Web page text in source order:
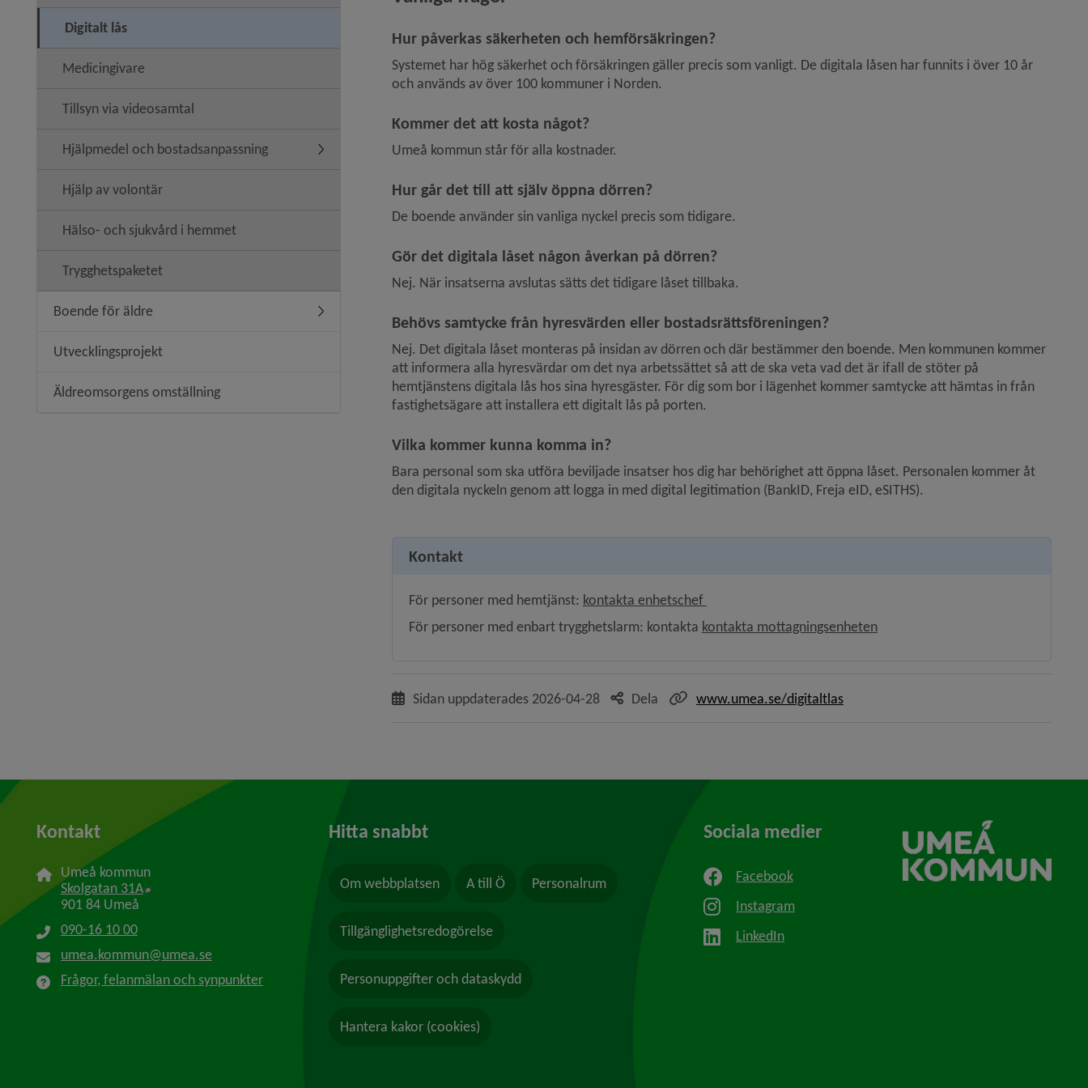
Digitalt lås
Medicingivare
Tillsyn via videosamtal
Hjälpmedel och bostadsanpassning Undermeny för Hjälpmedel och bostadsanpassning
Hjälp av volontär
Hälso- och sjukvård i hemmet
Trygghetspaketet
Boende för äldre Undermeny för Boende för äldre
Utvecklingsprojekt
Äldreomsorgens omställning
Hur påverkas säkerheten och hemförsäkringen?
Systemet har hög säkerhet och försäkringen gäller precis som vanligt. De digitala låsen har funnits i över 10 år
och används av över 100 kommuner i Norden.
Kommer det att kosta något?
Umeå kommun står för alla kostnader.
Hur går det till att själv öppna dörren?
De boende använder sin vanliga nyckel precis som tidigare.
Gör det digitala låset någon åverkan på dörren?
Nej. När insatserna avslutas sätts det tidigare låset tillbaka.
Behövs samtycke från hyresvärden eller bostadsrättsföreningen?
Nej. Det digitala låset monteras på insidan av dörren och där bestämmer den boende. Men kommunen kommer
att informera alla hyresvärdar om det nya arbetssättet så att de ska veta vad det är ifall de stöter på
hemtjänstens digitala lås hos sina hyresgäster. För dig som bor i lägenhet kommer samtycke att hämtas in från
fastighetsägare att installera ett digitalt lås på porten.
Vilka kommer kunna komma in?
Bara personal som ska utföra beviljade insatser hos dig har behörighet att öppna låset. Personalen kommer åt
den digitala nyckeln genom att logga in med digital legitimation (BankID, Freja eID, eSITHS).
Kontakt
För personer med hemtjänst: kontakta enhetschef
För personer med enbart trygghetslarm: kontakta kontakta mottagningsenheten
Sidan uppdaterades 2026-04-28 Dela www.umea.se/digitaltlas
Kontakt
Umeå kommun
Skolgatan 31A Länk till annan webbplats, öppnas i nytt fönster.
901 84 Umeå
090-16 10 00
umea.kommun@umea.se
Frågor, felanmälan och synpunkter
Hitta snabbt
Om webbplatsen A till Ö Personalrum
Tillgänglighetsredogörelse
Personuppgifter och dataskydd
Hantera kakor (cookies)
Sociala medier
Facebook
Instagram
LinkedIn